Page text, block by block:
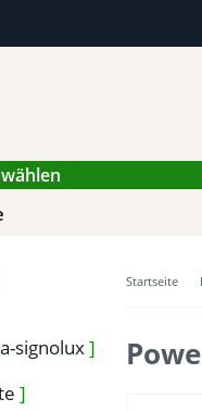
Startseite
signolux